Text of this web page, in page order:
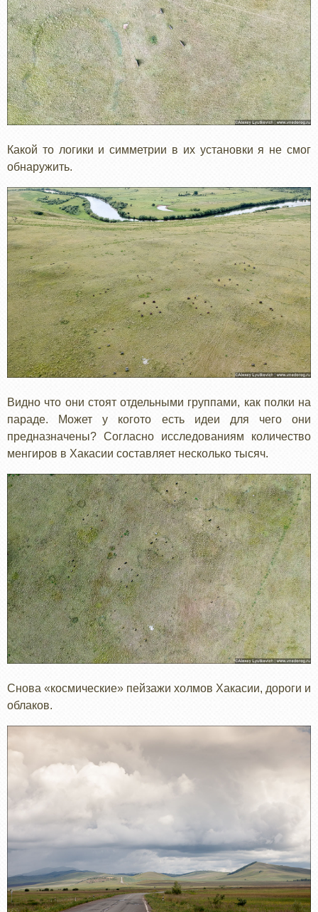
Какой то логики и симметрии в их установки я не смог
обнаружить.
Видно что они стоят отдельными группами, как полки на
параде. Может у когото есть идеи для чего они
предназначены? Согласно исследованиям количество
менгиров в Хакасии составляет несколько тысяч.
Снова «космические» пейзажи холмов Хакасии, дороги и
облаков.